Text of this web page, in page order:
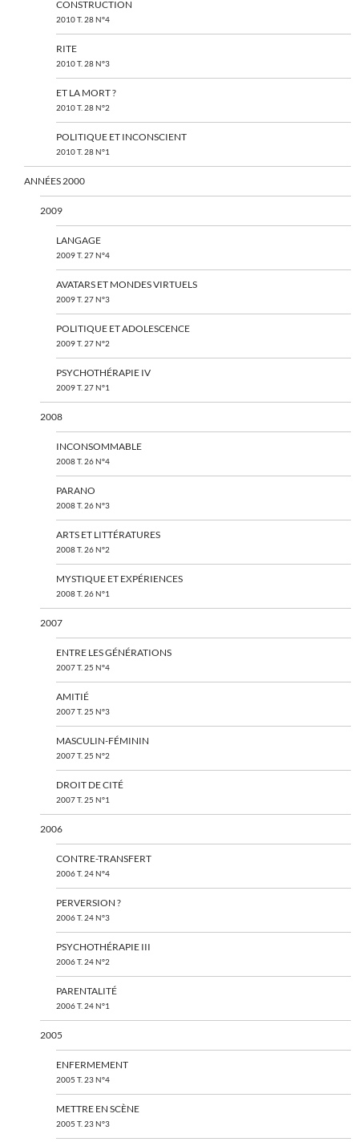
CONSTRUCTION
2010 T. 28 N°4
RITE
2010 T. 28 N°3
ET LA MORT ?
2010 T. 28 N°2
POLITIQUE ET INCONSCIENT
2010 T. 28 N°1
ANNÉES 2000
2009
LANGAGE
2009 T. 27 N°4
AVATARS ET MONDES VIRTUELS
2009 T. 27 N°3
POLITIQUE ET ADOLESCENCE
2009 T. 27 N°2
PSYCHOTHÉRAPIE IV
2009 T. 27 N°1
2008
INCONSOMMABLE
2008 T. 26 N°4
PARANO
2008 T. 26 N°3
ARTS ET LITTÉRATURES
2008 T. 26 N°2
MYSTIQUE ET EXPÉRIENCES
2008 T. 26 N°1
2007
ENTRE LES GÉNÉRATIONS
2007 T. 25 N°4
AMITIÉ
2007 T. 25 N°3
MASCULIN-FÉMININ
2007 T. 25 N°2
DROIT DE CITÉ
2007 T. 25 N°1
2006
CONTRE-TRANSFERT
2006 T. 24 N°4
PERVERSION ?
2006 T. 24 N°3
PSYCHOTHÉRAPIE III
2006 T. 24 N°2
PARENTALITÉ
2006 T. 24 N°1
2005
ENFERMEMENT
2005 T. 23 N°4
METTRE EN SCÈNE
2005 T. 23 N°3